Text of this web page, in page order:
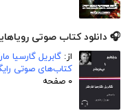
🎧 دانلود کتاب صوتی
از: گابریل گارسیا
کتاب‌های صوتی
۰ صفحه